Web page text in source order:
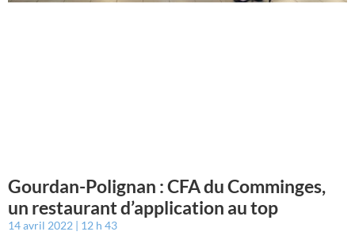
Gourdan-Polignan : CFA du Comminges,
un restaurant d’application au top
14 avril 2022 12 h 43